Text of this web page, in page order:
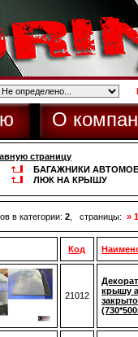
О
страницу
БАГАЖНИКИ
ЛЮК НА КРЫШУ
в категории: 2 , страницы: »
Код
21012
крышу